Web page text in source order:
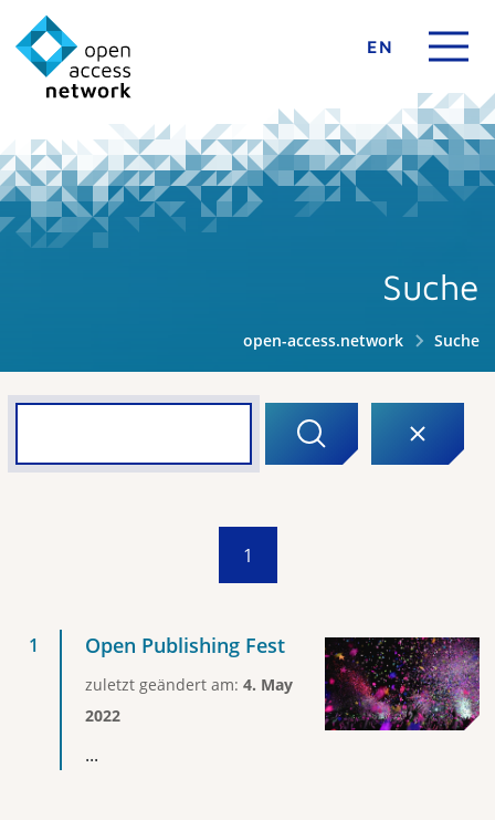
EN
Suche
open-access.network Suche
1
Open Publishing Fest
zuletzt geändert am: 4. May
2022
...